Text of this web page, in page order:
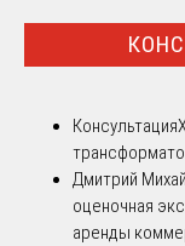
Консультация
Дмитрий
оценочная
аренды